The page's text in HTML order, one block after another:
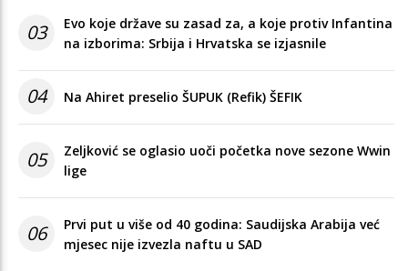
03
Evo koje države su zasad za, a koje protiv Infantina
na izborima: Srbija i Hrvatska se izjasnile
04 Na Ahiret preselio ŠUPUK (Refik) ŠEFIK
05
Zeljković se oglasio uoči početka nove sezone Wwin
lige
06
Prvi put u više od 40 godina: Saudijska Arabija već
mjesec nije izvezla naftu u SAD